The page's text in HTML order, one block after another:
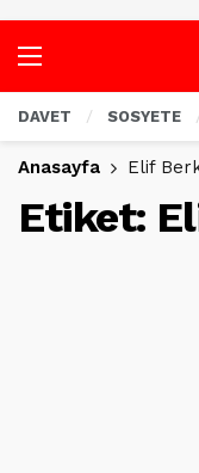
DAVET SOSYETE
Anasayfa Elif
Etiket: